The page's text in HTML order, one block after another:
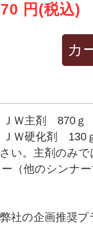
円 (税込)
Ｗ主剤 870ｇ
Ｗ硬化剤 130
い。主剤のみ
（他のシンナ
社の企画推奨